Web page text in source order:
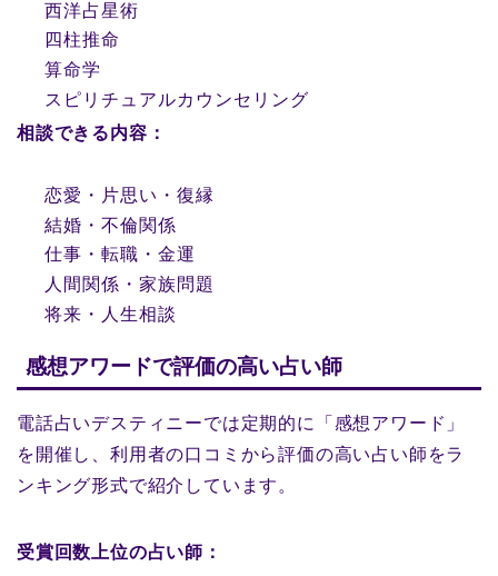
西洋占星術
四柱推命
算命学
スピリチュアルカウンセリング
相談できる内容：
恋愛・片思い・復縁
結婚・不倫関係
仕事・転職・金運
人間関係・家族問題
将来・人生相談
感想アワードで評価の高い占い師
電話占いデスティニーでは定期的に「感想アワード」
を開催し、利用者の口コミから評価の高い占い師をラ
ンキング形式で紹介しています。
受賞回数上位の占い師：